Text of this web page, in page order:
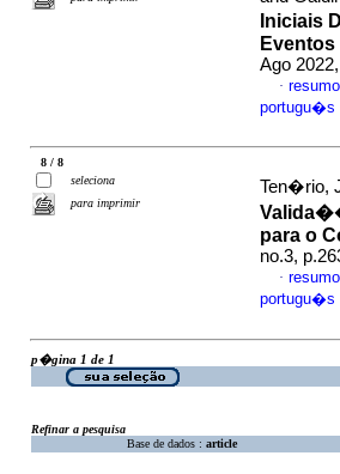
Iniciais
Ago
·
portugu�s
8 / 8
seleciona
para imprimir
Ten�rio,
para o
no.3,
·
portugu�s
p�gina 1 de 1
Refinar a pesquisa
Base de dados : article